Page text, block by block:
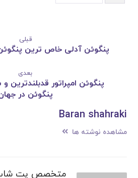
قبلی
پنگوئن آدلی خاص ترین
بعدی
پنگوئن امپراتور قدبلندترین
پنگوئن در
Baran shahraki
مشاهده نوشته ها
متخصص پت شاپ